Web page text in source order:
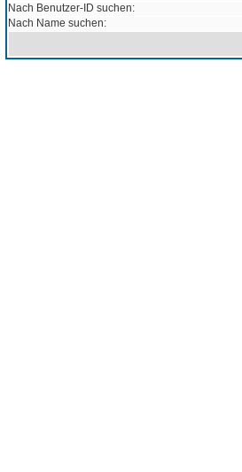
Nach Benutzer-ID suchen:
Nach Name suchen: